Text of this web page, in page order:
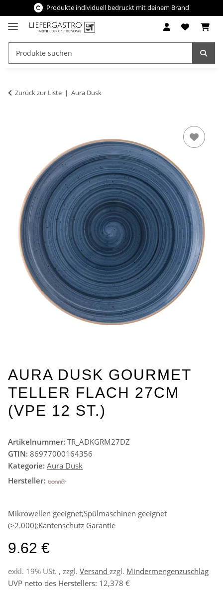
Produkte individuell bedruckt mit deinem Brand
Zurück zur Liste Aura Dusk
AURA DUSK GOURMET
TELLER FLACH 27CM
(VPE 12 ST.)
Artikelnummer: TR_ADKGRM27DZ
GTIN: 86977000164356
Kategorie: Aura Dusk
Hersteller:
Mikrowellen geeignet;Spülmaschinen geeignet
(>2.000);Kantenschutz Garantie
9.62 €
exkl. 19% USt. , zzgl. Versand zzgl. Mindermengenzuschlag
UVP netto des Herstellers: 12,378 €